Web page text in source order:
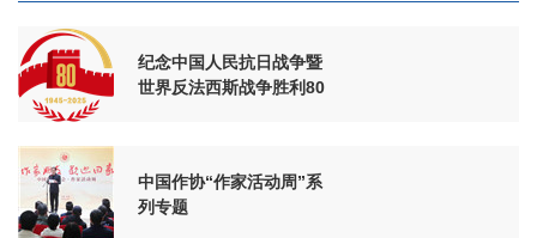
纪念中国人民抗日战争暨
世界反法西斯战争胜利80
中国作协“作家活动周”系
列专题